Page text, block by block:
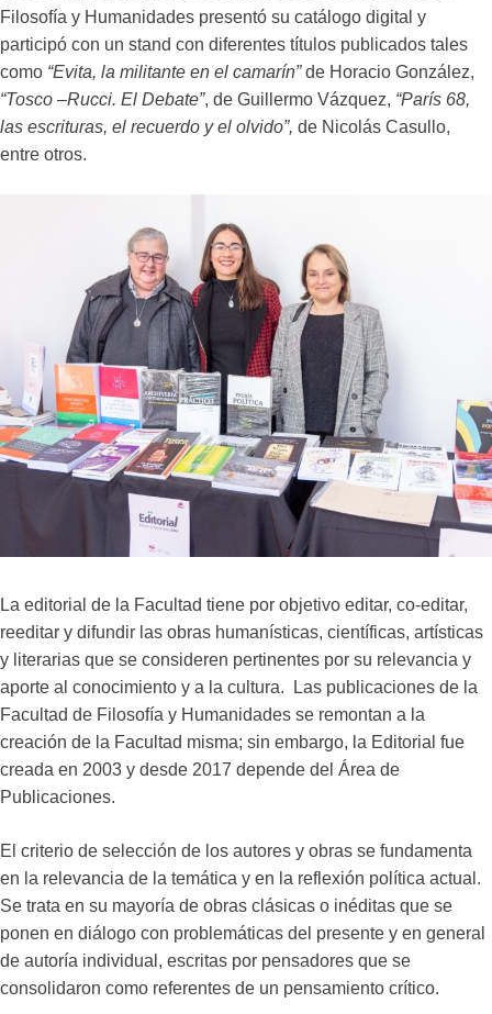
Filosofía y Humanidades presentó su catálogo digital y
participó con un stand con diferentes títulos publicados tales
como “Evita, la militante en el camarín”de Horacio González,
“Tosco –Rucci. El Debate”, de Guillermo Vázquez, “París 68,
las escrituras, el recuerdo y el olvido”, de Nicolás Casullo,
entre otros.
La editorial de la Facultad tiene por objetivo editar, co-editar,
reeditar y difundir las obras humanísticas, científicas, artísticas
y literarias que se consideren pertinentes por su relevancia y
aporte al conocimiento y a la cultura. Las publicaciones de la
Facultad de Filosofía y Humanidades se remontan a la
creación de la Facultad misma; sin embargo, la Editorial fue
creada en 2003 y desde 2017 depende del Área de
Publicaciones.
El criterio de selección de los autores y obras se fundamenta
en la relevancia de la temática y en la reflexión política actual.
Se trata en su mayoría de obras clásicas o inéditas que se
ponen en diálogo con problemáticas del presente y en general
de autoría individual, escritas por pensadores que se
consolidaron como referentes de un pensamiento crítico.